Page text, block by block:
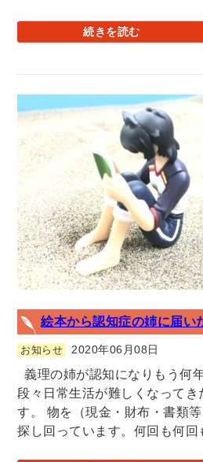
続きを読む
絵本から認知症の姉に届い
お知らせ 2020年06月08日
義理の姉が認知になりもう何
段々日常生活が難しくなってき
す。 物を（現金・財布・書類等
探し回っています。何回も何